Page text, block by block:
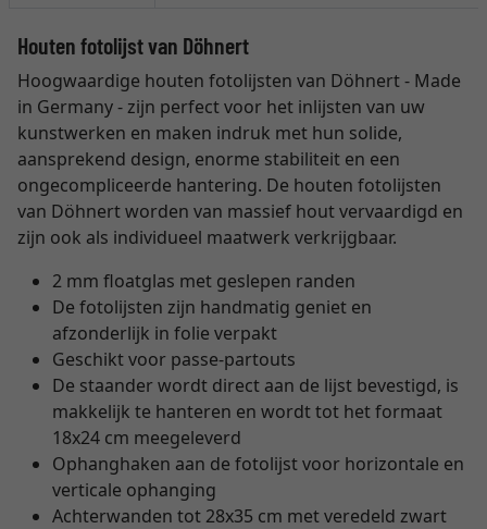
Houten fotolijst van Döhnert
Hoogwaardige houten fotolijsten van Döhnert - Made
in Germany - zijn perfect voor het inlijsten van uw
kunstwerken en maken indruk met hun solide,
aansprekend design, enorme stabiliteit en een
ongecompliceerde hantering. De houten fotolijsten
van Döhnert worden van massief hout vervaardigd en
zijn ook als individueel maatwerk verkrijgbaar.
2 mm floatglas met geslepen randen
De fotolijsten zijn handmatig geniet en
afzonderlijk in folie verpakt
Geschikt voor passe-partouts
De staander wordt direct aan de lijst bevestigd, is
makkelijk te hanteren en wordt tot het formaat
18x24 cm meegeleverd
Ophanghaken aan de fotolijst voor horizontale en
verticale ophanging
Achterwanden tot 28x35 cm met veredeld zwart